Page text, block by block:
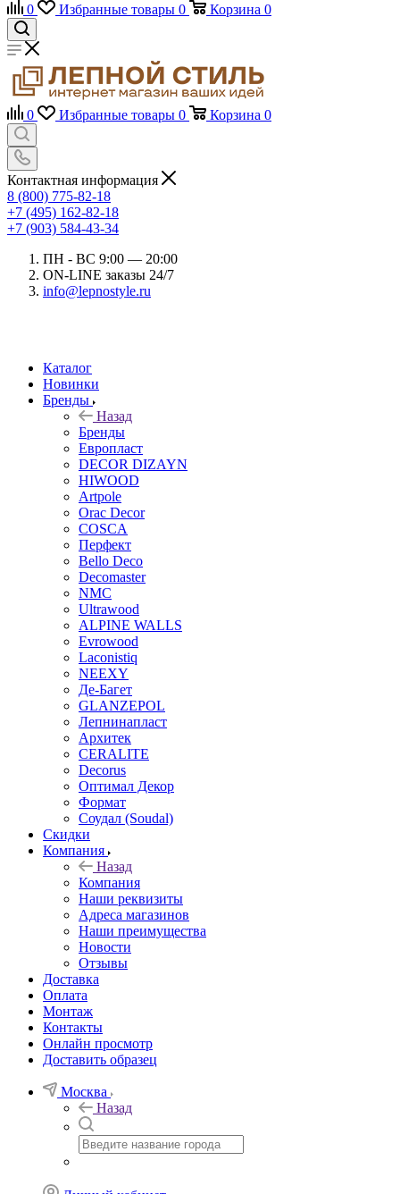
0 Избранные товары 0 Корзина 0
0 Избранные товары 0 Корзина 0
Контактная информация
8 (800) 775-82-18
+7 (495) 162-82-18
+7 (903) 584-43-34
ПН - ВС 9:00 — 20:00
ON-LINE заказы 24/7
info@lepnostyle.ru
Каталог
Новинки
Бренды
Назад
Бренды
Европласт
DECOR DIZAYN
HIWOOD
Artpole
Orac Decor
COSCA
Перфект
Bello Deco
Decomaster
NMС
Ultrawood
ALPINE WALLS
Evrowood
Laconistiq
NEEXY
Де-Багет
GLANZEPOL
Лепнинапласт
Архитек
CERALITE
Decorus
Оптимал Декор
Формат
Соудал (Soudal)
Скидки
Компания
Назад
Компания
Наши реквизиты
Адреса магазинов
Наши преимущества
Новости
Отзывы
Доставка
Оплата
Монтаж
Контакты
Онлайн просмотр
Доставить образец
Москва
Назад